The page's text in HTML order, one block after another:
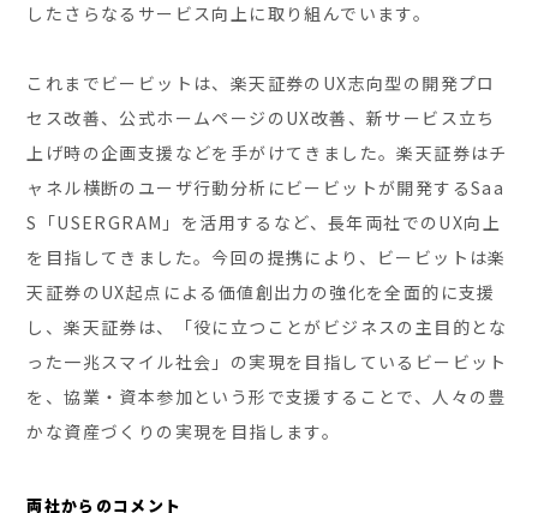
したさらなるサービス向上に取り組んでいます。
これまでビービットは、楽天証券のUX志向型の開発プロ
セス改善、公式ホームページのUX改善、新サービス立ち
上げ時の企画支援などを手がけてきました。楽天証券はチ
ャネル横断のユーザ行動分析にビービットが開発するSaa
S「USERGRAM」を活用するなど、長年両社でのUX向上
を目指してきました。今回の提携により、ビービットは楽
天証券のUX起点による価値創出力の強化を全面的に支援
し、楽天証券は、「役に立つことがビジネスの主目的とな
った一兆スマイル社会」の実現を目指しているビービット
を、協業・資本参加という形で支援することで、人々の豊
かな資産づくりの実現を目指します。
両社からのコメント